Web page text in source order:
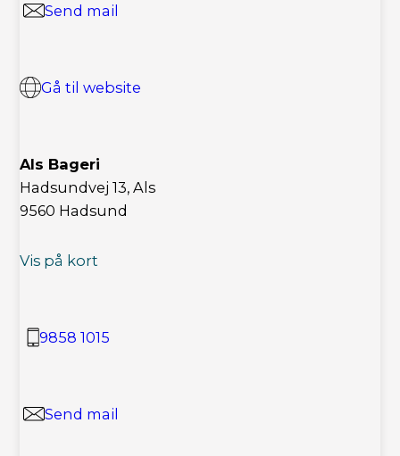
Send mail
Gå til website
Als Bageri
Hadsundvej 13, Als
9560 Hadsund
Vis på kort
9858 1015
Send mail